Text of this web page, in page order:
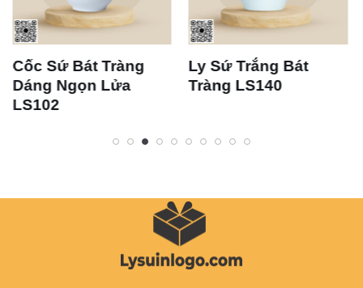
Sứ Bát Tràng
Ngọn Lửa
Ly Sứ Trắng Bát
Tràng LS140